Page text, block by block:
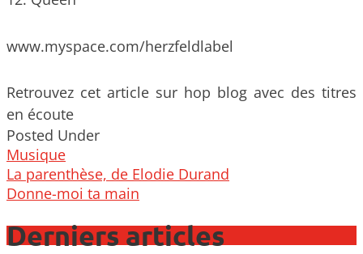
www.myspace.com/herzfeldlabel
Retrouvez cet article sur hop blog avec des titres
en écoute
Posted Under
Musique
Post
navigation
La parenthèse, de Elodie Durand
Donne-moi ta main
Derniers articles